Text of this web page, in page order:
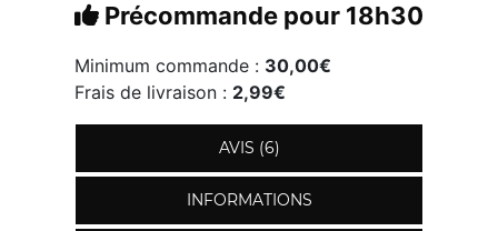
Précommande pour 18h30
Minimum commande : 30,00€
Frais de livraison : 2,99€
AVIS (6)
INFORMATIONS